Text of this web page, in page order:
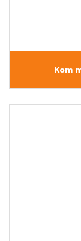
Kom